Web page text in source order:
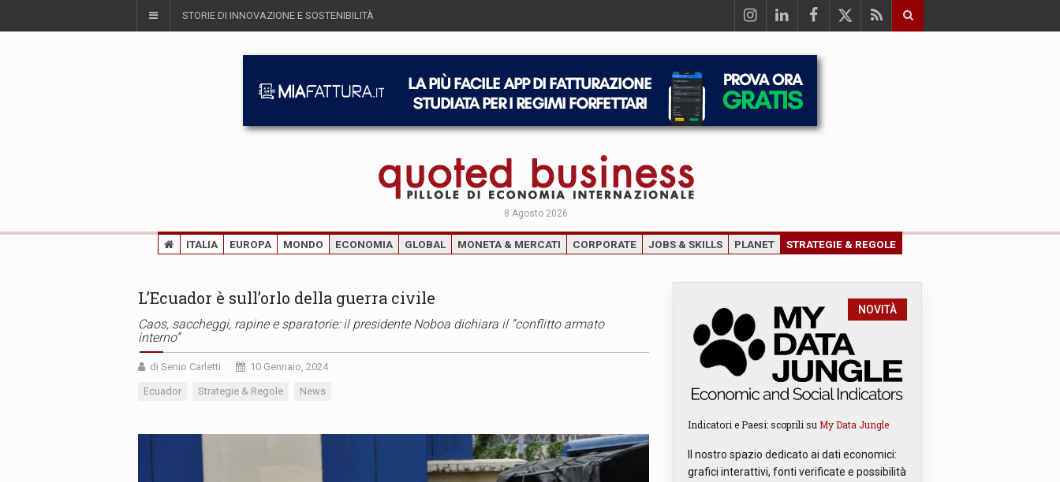
STORIE DI INNOVAZIONE E SOSTENIBILITÀ
8 Agosto 2026
ITALIA EUROPA MONDO ECONOMIA GLOBAL MONETA & MERCATI CORPORATE JOBS & SKILLS PLANET STRATEGIE & REGOLE
L’Ecuador è sull’orlo della guerra civile
Caos, saccheggi, rapine e sparatorie: il presidente Noboa dichiara il “conflitto armato
interno”
di Senio Carletti 10 Gennaio, 2024
Ecuador Strategie & Regole News
NOVITÀ
Indicatori e Paesi: scoprili su My Data Jungle
Il nostro spazio dedicato ai dati economici:
grafici interattivi, fonti verificate e possibilità